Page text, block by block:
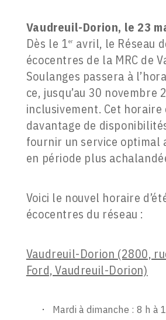
Vaudreuil-Dorion, le 23
Dès le 1er avril, le Réseau
écocentres de la MRC de
Soulanges passera à
ce, jusqu’au 30 novembre
inclusivement. Cet
davantage de
fournir un service optimal
en période plus
Voici le nouvel horaire
écocentres du réseau :
Vaudreuil-Dorion (2800,
Ford, Vaudreuil-Dorion)
Mardi à dimanche : 8 h à